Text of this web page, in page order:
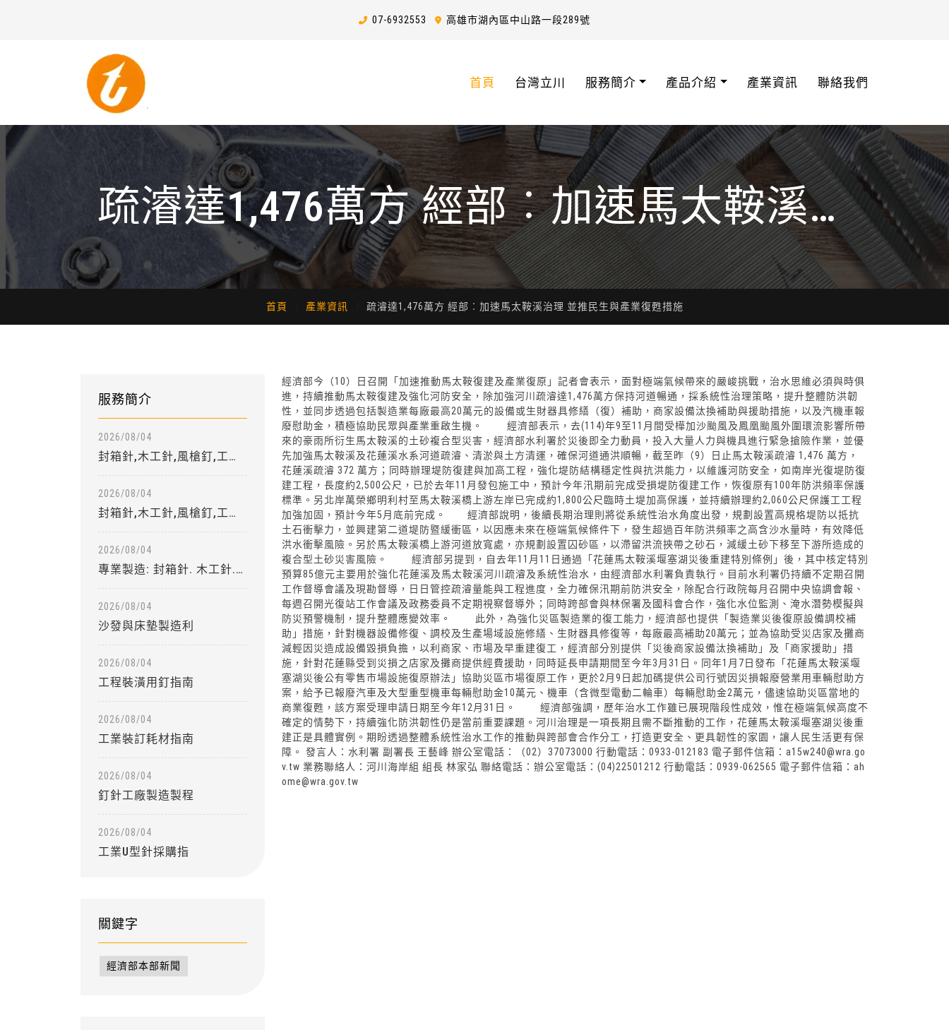
07-6932553 高雄市湖內區中山路一段289號
首頁 台灣立川 服務簡介 產品介紹 產業資訊 聯絡我們
疏濬達1,476萬方 經部︰加速馬太鞍溪治
理 並推民生與產業復甦措施
首頁 產業資訊 疏濬達1,476萬方 經部︰加速馬太鞍溪治理 並推民生與產業復甦措施
服務簡介
2026/08/04
封箱針,木工針,風槍釘,工業
用針,彎角釘, 裝潢用
2026/08/04
封箱針,木工針,風槍釘,工業
用針,彎角釘, 裝潢用
2026/08/04
專業製造: 封箱針. 木工針.
風槍釘. 氣動釘
2026/08/04
沙發與床墊製造利
2026/08/04
工程裝潢用釘指南
2026/08/04
工業裝訂耗材指南
2026/08/04
釘針工廠製造製程
2026/08/04
工業U型針採購指
關鍵字
經濟部本部新聞
經濟部今（10）日召開「加速推動馬太鞍復建及產業復原」記者會表示，面對極端氣候帶來的嚴峻挑戰，治水思維必須與時俱
進，持續推動馬太鞍復建及強化河防安全，除加強河川疏濬達1,476萬方保持河道暢通，採系統性治理策略，提升整體防洪韌
性，並同步透過包括製造業每廠最高20萬元的設備或生財器具修繕（復）補助，商家設備汰換補助與援助措施，以及汽機車報
廢慰助金，積極協助民眾與產業重啟生機。 經濟部表示，去(114)年9至11月間受樺加沙颱風及鳳凰颱風外圍環流影響所帶
來的豪雨所衍生馬太鞍溪的土砂複合型災害，經濟部水利署於災後即全力動員，投入大量人力與機具進行緊急搶險作業，並優
先加強馬太鞍溪及花蓮溪水系河道疏濬、清淤與土方清運，確保河道通洪順暢，截至昨（9）日止馬太鞍溪疏濬 1,476 萬方，
花蓮溪疏濬 372 萬方；同時辦理堤防復建與加高工程，強化堤防結構穩定性與抗洪能力，以維護河防安全，如南岸光復堤防復
建工程，長度約2,500公尺，已於去年11月發包施工中，預計今年汛期前完成受損堤防復建工作，恢復原有100年防洪頻率保護
標準。另北岸萬榮鄉明利村至馬太鞍溪橋上游左岸已完成約1,800公尺臨時土堤加高保護，並持續辦理約2,060公尺保護工工程
加強加固，預計今年5月底前完成。 經濟部說明，後續長期治理則將從系統性治水角度出發，規劃設置高規格堤防以抵抗
土石衝擊力，並興建第二道堤防暨緩衝區，以因應未來在極端氣候條件下，發生超過百年防洪頻率之高含沙水量時，有效降低
洪水衝擊風險。另於馬太鞍溪橋上游河道放寬處，亦規劃設置囚砂區，以滯留洪流挾帶之砂石，減緩土砂下移至下游所造成的
複合型土砂災害風險。 經濟部另提到，自去年11月11日通過「花蓮馬太鞍溪堰塞湖災後重建特別條例」後，其中核定特別
預算85億元主要用於強化花蓮溪及馬太鞍溪河川疏濬及系統性治水，由經濟部水利署負責執行。目前水利署仍持續不定期召開
工作督導會議及現勘督導，日日管控疏濬量能與工程進度，全力確保汛期前防洪安全，除配合行政院每月召開中央協調會報、
每週召開光復站工作會議及政務委員不定期視察督導外；同時跨部會與林保署及國科會合作，強化水位監測、淹水潛勢模擬與
防災預警機制，提升整體應變效率。 此外，為強化災區製造業的復工能力，經濟部也提供「製造業災後復原設備調校補
助」措施，針對機器設備修復、調校及生產場域設施修繕、生財器具修復等，每廠最高補助20萬元；並為協助受災店家及攤商
減輕因災造成設備毀損負擔，以利商家、市場及早重建復工，經濟部分別提供「災後商家設備汰換補助」及「商家援助」措
施，針對花蓮縣受到災損之店家及攤商提供經費援助，同時延長申請期間至今年3月31日。同年1月7日發布「花蓮馬太鞍溪堰
塞湖災後公有零售市場設施復原辦法」協助災區市場復原工作，更於2月9日起加碼提供公司行號因災損報廢營業用車輛慰助方
案，給予已報廢汽車及大型重型機車每輛慰助金10萬元、機車（含微型電動二輪車）每輛慰助金2萬元，儘速協助災區當地的
商業復甦，該方案受理申請日期至今年12月31日。 經濟部強調，歷年治水工作雖已展現階段性成效，惟在極端氣候高度不
確定的情勢下，持續強化防洪韌性仍是當前重要課題。河川治理是一項長期且需不斷推動的工作，花蓮馬太鞍溪堰塞湖災後重
建正是具體實例。期盼透過整體系統性治水工作的推動與跨部會合作分工，打造更安全、更具韌性的家園，讓人民生活更有保
障。 發言人：水利署 副署長 王藝峰 辦公室電話：（02）37073000 行動電話：0933-012183 電子郵件信箱：a15w240@wra.go
v.tw 業務聯絡人：河川海岸組 組長 林家弘 聯絡電話：辦公室電話：(04)22501212 行動電話：0939-062565 電子郵件信箱：ah
ome@wra.gov.tw